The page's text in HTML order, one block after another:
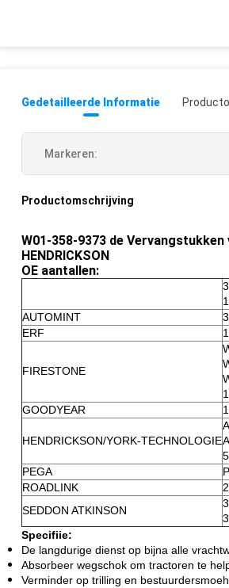
Gedetailleerde Informatie
Markeren:
Productomschrijving
W01-358-9373 de
HENDRICKSON
OE aantallen:
AUTOMINT
ERF
FIRESTONE
GOODYEAR
HENDRICKSON/YORK-TECHNOLOGIE
PEGA
ROADLINK
SEDDON ATKINSON
Specifiie:
De langdurige dienst op bijna alle
Absorbeer wegschok om tractoren te
Verminder op trilling en